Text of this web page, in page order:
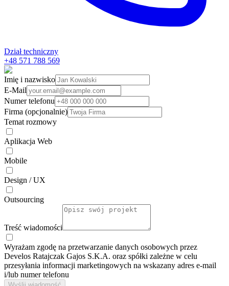
Dział techniczny
+48 571 788 569
Imię i nazwisko
E-Mail
Numer telefonu
Firma (opcjonalnie)
Temat rozmowy
Aplikacja Web
Mobile
Design / UX
Outsourcing
Treść wiadomości
Wyrażam zgodę na przetwarzanie danych osobowych przez
Develos Ratajczak Gajos S.K.A. oraz spółki zależne w celu
przesyłania informacji marketingowych na wskazany adres e-⁠mail
i/lub numer telefonu